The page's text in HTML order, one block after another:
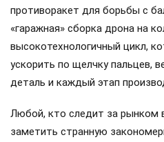
противоракет для борьбы с
«гаражная» сборка дрона на
высокотехнологичный цикл,
ускорить по щелчку пальцев,
деталь и каждый этап
Любой, кто следит за рынком
заметить странную